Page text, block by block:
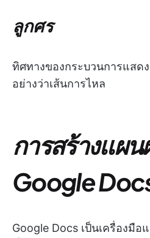
ลูกศร
ทิศทางของกระบวนการแสด
อย่างว่าเส้นการไหล
การสร้างแผ
Google
Google Docs เป็นเครื่องมือ